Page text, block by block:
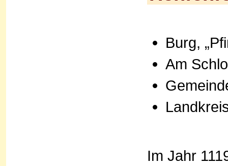
Burg,
Am
Im Jahr